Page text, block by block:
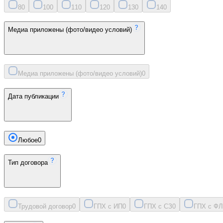
80 100 11 0 120 130 140
Медиа приложены (фото/видео условий)
Медиа приложены (фото/видео условий)0
Дата публикации
Любое0
Тип договора
Трудовой договор0 ГПХ с ИП0 ГПХ с СЗ0 ГПХ с ФЛ